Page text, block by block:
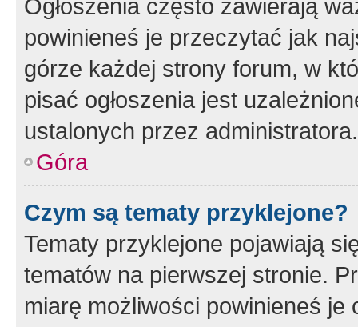
Ogłoszenia często zawierają
powinieneś je przeczytać jak
górze każdej strony forum, w
pisać ogłoszenia jest
ustalonych przez administratora.
Góra
Czym są tematy przyklejone?
Tematy przyklejone pojawiają
tematów na pierwszej stronie.
miarę możliwości powinieneś je